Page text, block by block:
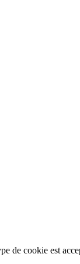
de cookie est